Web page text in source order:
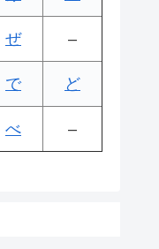
ぜ –
で ど
べ –